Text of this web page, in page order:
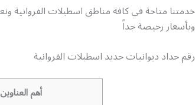
وبأسعار رخيصة جداً
رقم حداد ديوانيات حديد اسطبلات الفروانية
أهم العناوين